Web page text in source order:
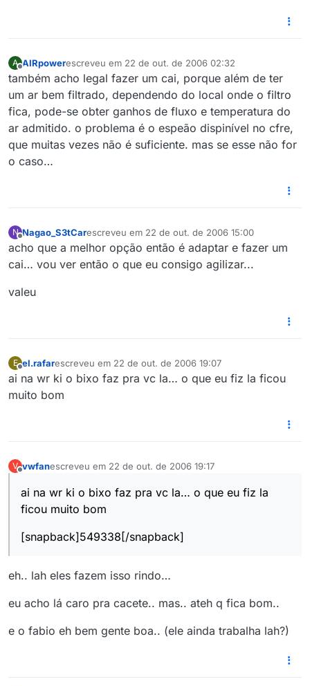
A
Offline
AIRpowerescreveu em 22 de out. de 2006 02:32
última edição por
também acho legal fazer um cai, porque além de ter
um ar bem filtrado, dependendo do local onde o filtro
fica, pode-se obter ganhos de fluxo e temperatura do
ar admitido. o problema é o espeão dispinível no cfre,
que muitas vezes não é suficiente. mas se esse não for
o caso…
N
Offline
Nagao_S3tCarescreveu em 22 de out. de 2006 15:00
última edição por
acho que a melhor opção então é adaptar e fazer um
cai… vou ver então o que eu consigo agilizar...
valeu
E el.rafarescreveu em 22 de out. de 2006 19:07
última edição por
ai na wr ki o bixo faz pra vc la… o que eu fiz la ficou
muito bom
V vwfanescreveu em 22 de out. de 2006 19:17
última edição por
ai na wr ki o bixo faz pra vc la… o que eu fiz la
ficou muito bom
[snapback]549338[/snapback]
eh.. lah eles fazem isso rindo…
eu acho lá caro pra cacete.. mas.. ateh q fica bom..
e o fabio eh bem gente boa.. (ele ainda trabalha lah?)